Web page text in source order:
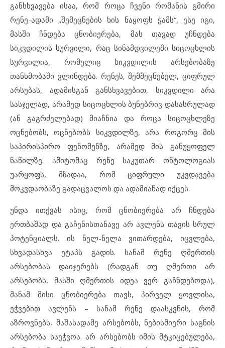
განსხვავება ისაა, რომ როცა ჩვენი რომანის გმირი
რენე-ადამი „შემეცნების ხის ნაყოფს ჭამს“, ესე იგი,
მასში ჩნდება ცნობიერება, მას თავად უჩნდება
სიკვდილის სურვილი, რაც სინამდვილეში სიცოცხლის
სურვილია, რომელიც სიკვდილის არსებობაზე
თანხმობაში ვლინდება. რენეს, შემმეცნებელ, ციფრულ
არსებას, ადამისგან განსხვავებით, სიკვდილი არა
სასჯელად, არამედ სიცოცხლის ბუნებრივ დასასრულად
(ან გაგრძელებად) მიაჩნია და როცა სიცოცხლეზე
ოცნებობს, ოცნებობს სიკვდილზე, არა როგორც მის
საპირისპირო ფენომენზე, არამედ მის განუყოფელ
ნაწილზე. ამიტომაც რენე საკუთარ ონტოლოგიას
უარყოფს, მზადაა, რომ ციფრული უკვდავება
მოკვდაობაზე გადაცვალოს და ადამიანად იქცეს.
უნდა ითქვას ისიც, რომ ცნობიერება არ ჩნდება
ერთბაშად და გაჩენისთანავე არ ავლენს თავის სრულ
პოტენციალს. ის ნელ-ნელა ვითარდება, იცვლება,
სხვადასხვა ეტაპს გადის. სანამ რენე ღმერთის
არსებობას დაიჯერებს (რადგან თუ ღმერთი არ
არსებობს, მასში ღმერთის იდეა ვერ გაჩნდებოდა),
მანამ მისი ცნობიერება თავს, პირველ ყოვლისა,
ეჭვებით ავლენს – სანამ რენე დაასკვნის, რომ
აზროვნებს, მაშასადამე არსებობს, ნებისმიერი საგნის
არსებობა საეჭვოა. არ არსებობს იმის მტკიცებულება,